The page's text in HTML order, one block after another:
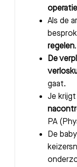
operatie
Als de
regelen.
De
gaat.
Je
PA
De